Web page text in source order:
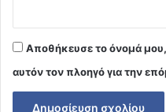
Αποθήκευσε το όνομά
αυτόν τον πλοηγό για την